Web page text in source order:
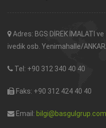
Adres: BGS DİREK İMALATI
ivedik osb. Yenimahalle/
Tel: +90 312 340 40 40
Faks: +90 312 424 40 40
Email: